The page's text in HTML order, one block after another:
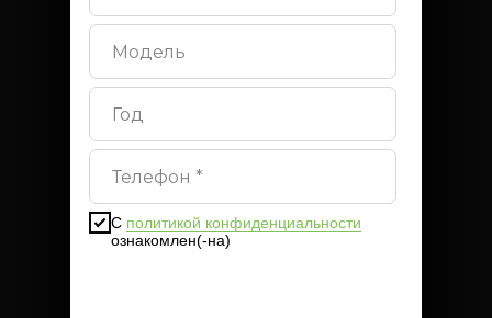
С политикой конфиденциальности
ознакомлен(-на)